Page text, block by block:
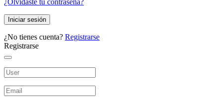
¿Olvidaste tu contraseña?
Iniciar sesión
¿No tienes cuenta? Registrarse
Registrarse